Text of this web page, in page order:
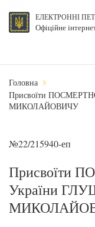
ЕЛЕКТРОННІ
Офіційне
Головна
Присвоїти
МИКОЛАЙОВИЧУ
№22/215940-еп
Присвоїти
України